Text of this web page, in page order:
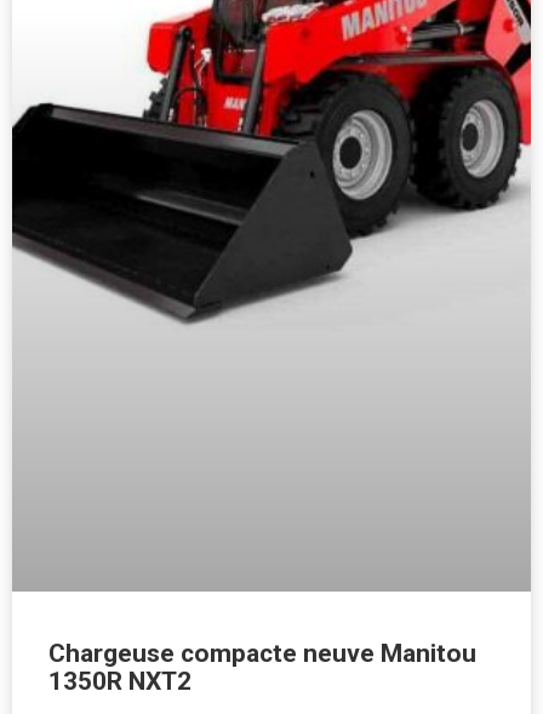
Chargeuse compacte neuve Manitou
1350R NXT2